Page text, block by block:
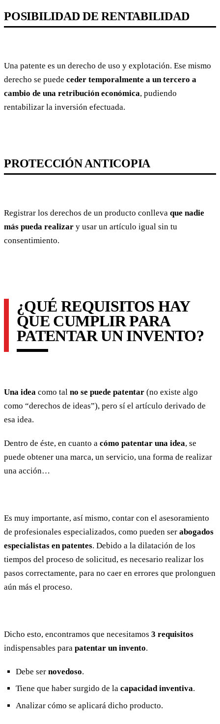
POSIBILIDAD DE RENTABILIDAD
Una patente es un derecho de uso y explotación. Ese mismo
derecho se puede ceder temporalmente a un tercero a
cambio de una retribución económica, pudiendo
rentabilizar la inversión efectuada.
PROTECCIÓN ANTICOPIA
Registrar los derechos de un producto conlleva que nadie
más pueda realizar y usar un artículo igual sin tu
consentimiento.
¿QUÉ REQUISITOS HAY
QUE CUMPLIR PARA
PATENTAR UN INVENTO?
Una idea como tal no se puede patentar (no existe algo
como “derechos de ideas”), pero sí el artículo derivado de
esa idea.
Dentro de éste, en cuanto a cómo patentar una idea, se
puede obtener una marca, un servicio, una forma de realizar
una acción…
Es muy importante, así mismo, contar con el asesoramiento
de profesionales especializados, como pueden ser abogados
especialistas en patentes. Debido a la dilatación de los
tiempos del proceso de solicitud, es necesario realizar los
pasos correctamente, para no caer en errores que prolonguen
aún más el proceso.
Dicho esto, encontramos que necesitamos 3 requisitos
indispensables para patentar un invento.
Debe ser novedoso.
Tiene que haber surgido de la capacidad inventiva.
Analizar cómo se aplicará dicho producto.